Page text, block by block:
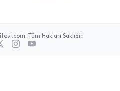
Tüm Hakları Saklıdır.